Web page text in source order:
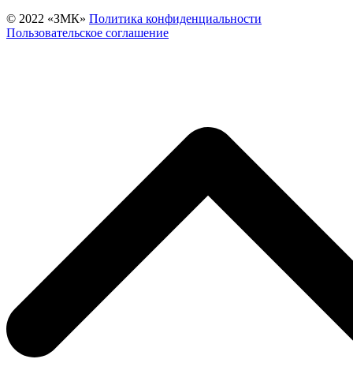
© 2022 «‎ЗМК»‎ Политика конфиденциальности
Пользовательское соглашение